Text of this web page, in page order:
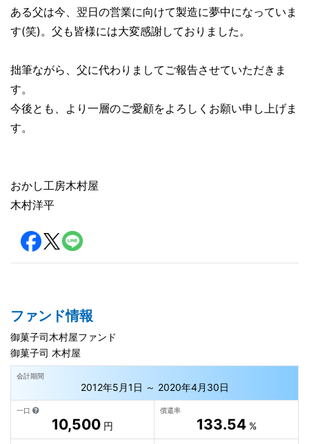
ある父は今、翌日の営業に向けて製造に夢中になっていま
す(笑)。父も皆様には大変感謝しておりました。
拙筆ながら、父に代わりましてご報告させていただきま
す。
今後とも、より一層のご愛顧をよろしくお願い申し上げま
す。
おかし工房木村屋
木村洋平
ファンド情報
御菓子司木村屋ファンド
御菓子司 木村屋
会計期間
2012年5月1日 ～ 2020年4月30日
一口
10,500 円
償還率
133.54%